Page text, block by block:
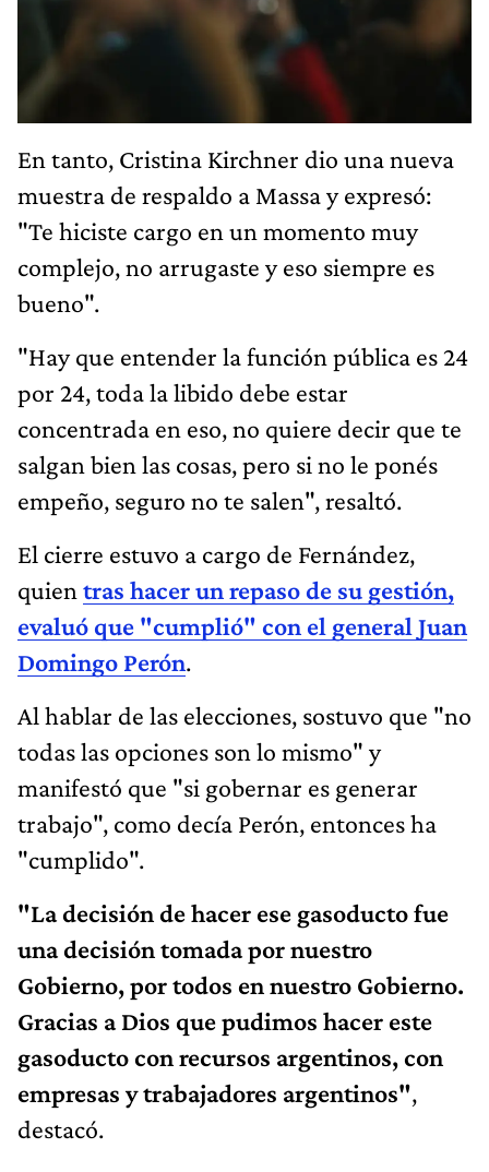
En tanto, Cristina Kirchner dio una nueva
muestra de respaldo a Massa y expresó:
"Te hiciste cargo en un momento muy
complejo, no arrugaste y eso siempre es
bueno".
"Hay que entender la función pública es 24
por 24, toda la libido debe estar
concentrada en eso, no quiere decir que te
salgan bien las cosas, pero si no le ponés
empeño, seguro no te salen", resaltó.
El cierre estuvo a cargo de Fernández,
quien tras hacer un repaso de su gestión,
evaluó que "cumplió" con el general Juan
Domingo Perón.
Al hablar de las elecciones, sostuvo que "no
todas las opciones son lo mismo" y
manifestó que "si gobernar es generar
trabajo", como decía Perón, entonces ha
"cumplido".
"La decisión de hacer ese gasoducto fue
una decisión tomada por nuestro
Gobierno, por todos en nuestro Gobierno.
Gracias a Dios que pudimos hacer este
gasoducto con recursos argentinos, con
empresas y trabajadores argentinos",
destacó.